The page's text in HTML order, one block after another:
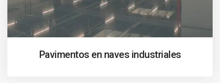
Pavimentos en naves industriales